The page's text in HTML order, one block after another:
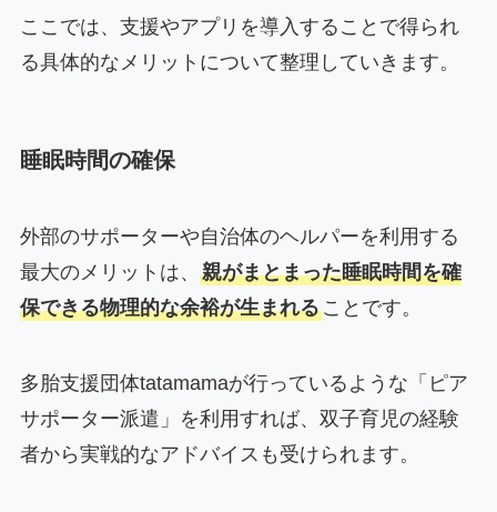
ここでは、支援やアプリを導入することで得られ
る具体的なメリットについて整理していきます。
睡眠時間の確保
外部のサポーターや自治体のヘルパーを利用する
最大のメリットは、 親がまとまった睡眠時間を確
保できる物理的な余裕が生まれることです。
多胎支援団体tatamamaが行っているような「ピア
サポーター派遣」を利用すれば、双子育児の経験
者から実戦的なアドバイスも受けられます。